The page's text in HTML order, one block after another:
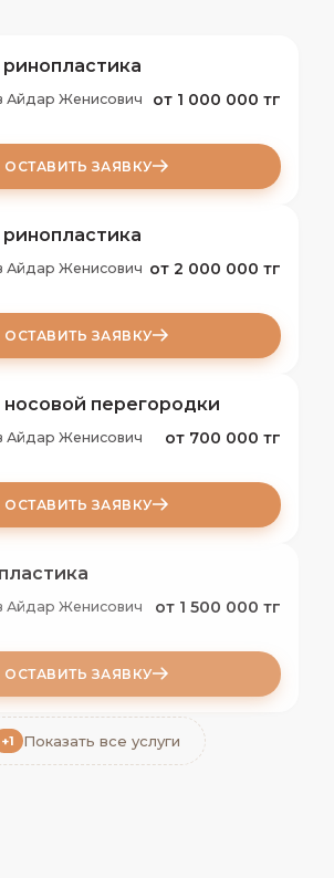
Айдар Женисович от 1 000 000 тг
ОСТАВИТЬ ЗАЯВКУ
Айдар Женисович от 2 000 000 тг
ОСТАВИТЬ ЗАЯВКУ
перегородки
Айдар Женисович от 700 000 тг
ОСТАВИТЬ ЗАЯВКУ
Айдар Женисович от 1 500 000 тг
ОСТАВИТЬ ЗАЯВКУ
+1 Показать все услуги